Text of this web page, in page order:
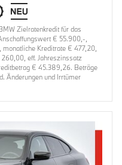
Zielratenkredit für das
€ 55.900,-,
Kreditrate € 477,20,
eff. Jahreszinssatz
€ 45.389,26. Beträge
Änderungen und Irrtümer